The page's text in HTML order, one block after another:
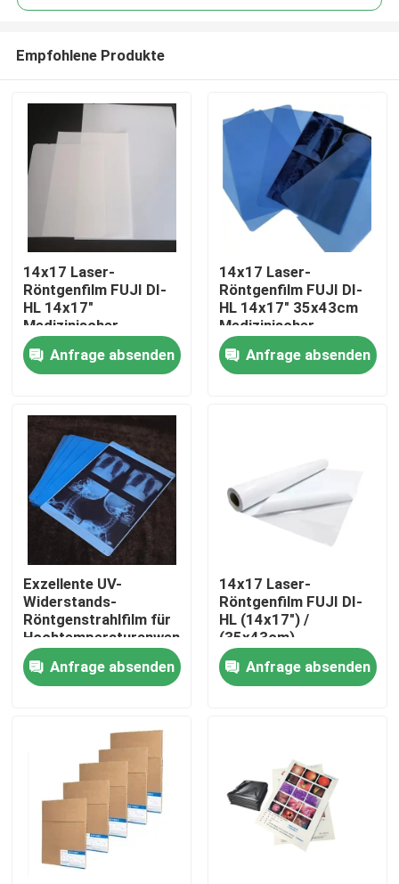
Startseite
Produkte
Über uns
Fabrik Tour
Qualitätskontrolle
Kontakt
Alle Fälle
Medizinisches X Ray Film
Tintenstrahl X Ray Film
Empfohlene Produkte
14x17 Laser-
Röntgenfilm FUJI DI-
HL 14x17"
Medizinischer
Laserfilm Fuji
Trockenfilm
Anfrage absenden
14x17 Laser-
Röntgenfilm FUJI DI-
HL 14x17" 35x43cm
Medizinischer
Laserfilm Fuji
Trockenfilm
Anfrage absenden
Exzellente UV-
Widerstands-
Röntgenstrahlfilm für
Hochtemperaturanwendungen
Anfrage absenden
14x17 Laser-
Röntgenfilm FUJI DI-
HL (14x17") /
(35x43cm)
Medizinischer
Laserfilm Fuji
Trockenfilm
Anfrage absenden